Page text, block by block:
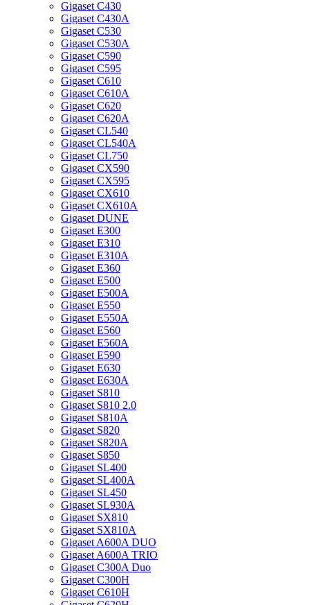
Gigaset C430
Gigaset C430A
Gigaset C530
Gigaset C530A
Gigaset C590
Gigaset C595
Gigaset C610
Gigaset C610A
Gigaset C620
Gigaset C620A
Gigaset CL540
Gigaset CL540A
Gigaset CL750
Gigaset CX590
Gigaset CX595
Gigaset CX610
Gigaset CX610A
Gigaset DUNE
Gigaset E300
Gigaset E310
Gigaset E310A
Gigaset E360
Gigaset E500
Gigaset E500A
Gigaset E550
Gigaset E550A
Gigaset E560
Gigaset E560A
Gigaset E590
Gigaset E630
Gigaset E630A
Gigaset S810
Gigaset S810 2.0
Gigaset S810A
Gigaset S820
Gigaset S820A
Gigaset S850
Gigaset SL400
Gigaset SL400A
Gigaset SL450
Gigaset SL930A
Gigaset SX810
Gigaset SX810A
Gigaset A600A DUO
Gigaset A600A TRIO
Gigaset C300A Duo
Gigaset C300H
Gigaset C610H